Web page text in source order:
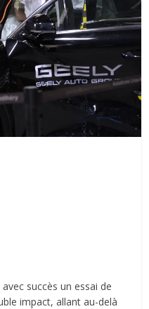
succès un essai de
impact, allant au-delà